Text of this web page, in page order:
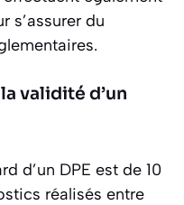
s’assurer du
validité d’un
d’un DPE est de 10
réalisés entre